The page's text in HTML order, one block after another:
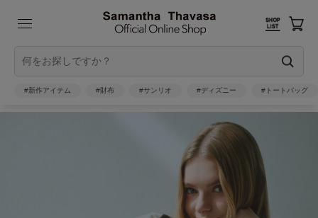
#新作アイテム #財布 #サンリオ #ディズニー #トートバッグ